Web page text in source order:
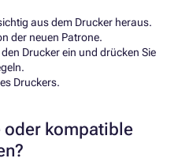
aus dem Drucker heraus.
der neuen Patrone.
Drucker ein und drücken Sie
Druckers.
oder kompatible